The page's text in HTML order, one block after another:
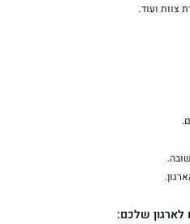
צוות ועוד.
שלכם: